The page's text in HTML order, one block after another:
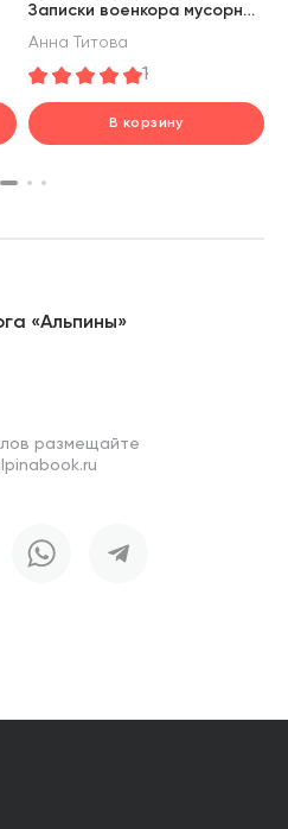
Записки военкора мусорной
Анна Титова
1
В корзину
«Альпины»
размещайте